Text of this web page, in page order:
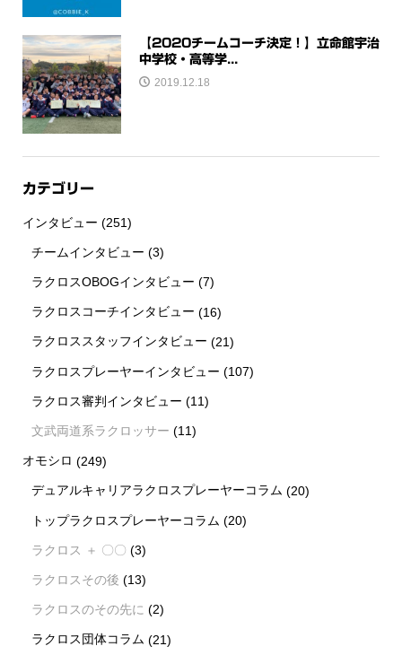
【2020チームコーチ決定！】立命館宇治
中学校・高等学...
2019.12.18
カテゴリー
インタビュー (251)
チームインタビュー (3)
ラクロスOBOGインタビュー (7)
ラクロスコーチインタビュー (16)
ラクロススタッフインタビュー (21)
ラクロスプレーヤーインタビュー (107)
ラクロス審判インタビュー (11)
文武両道系ラクロッサー (11)
オモシロ (249)
デュアルキャリアラクロスプレーヤーコラム (20)
トップラクロスプレーヤーコラム (20)
ラクロス ＋ 〇〇 (3)
ラクロスその後 (13)
ラクロスのその先に (2)
ラクロス団体コラム (21)